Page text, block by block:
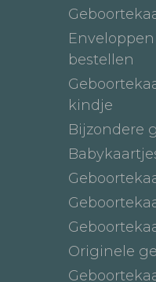
Enveloppen
bestellen
kindje
Bijzondere
Originele